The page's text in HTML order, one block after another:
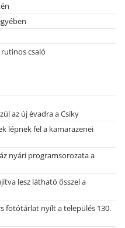
csaló
az új évadra a Csiky
lépnek fel a kamarazenei
nyári programsorozata a
lesz látható ősszel a
fotótárlat nyílt a település 130.